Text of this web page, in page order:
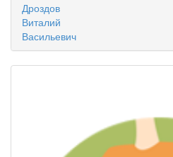
Дроздов
Виталий
Васильевич